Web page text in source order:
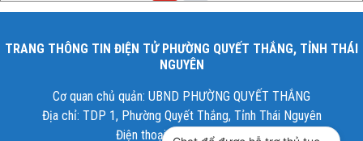
TRANG THÔNG TIN ĐIỆN TỬ PHƯỜNG QUYẾT THẮNG, TỈNH THÁI
NGUYÊN
Cơ quan chủ quản: UBND PHƯỜNG QUYẾT THẮNG
Địa chỉ: TDP 1, Phường Quyết Thắng, Tỉnh Thái Nguyên
Điện thoại: 02083.546.007